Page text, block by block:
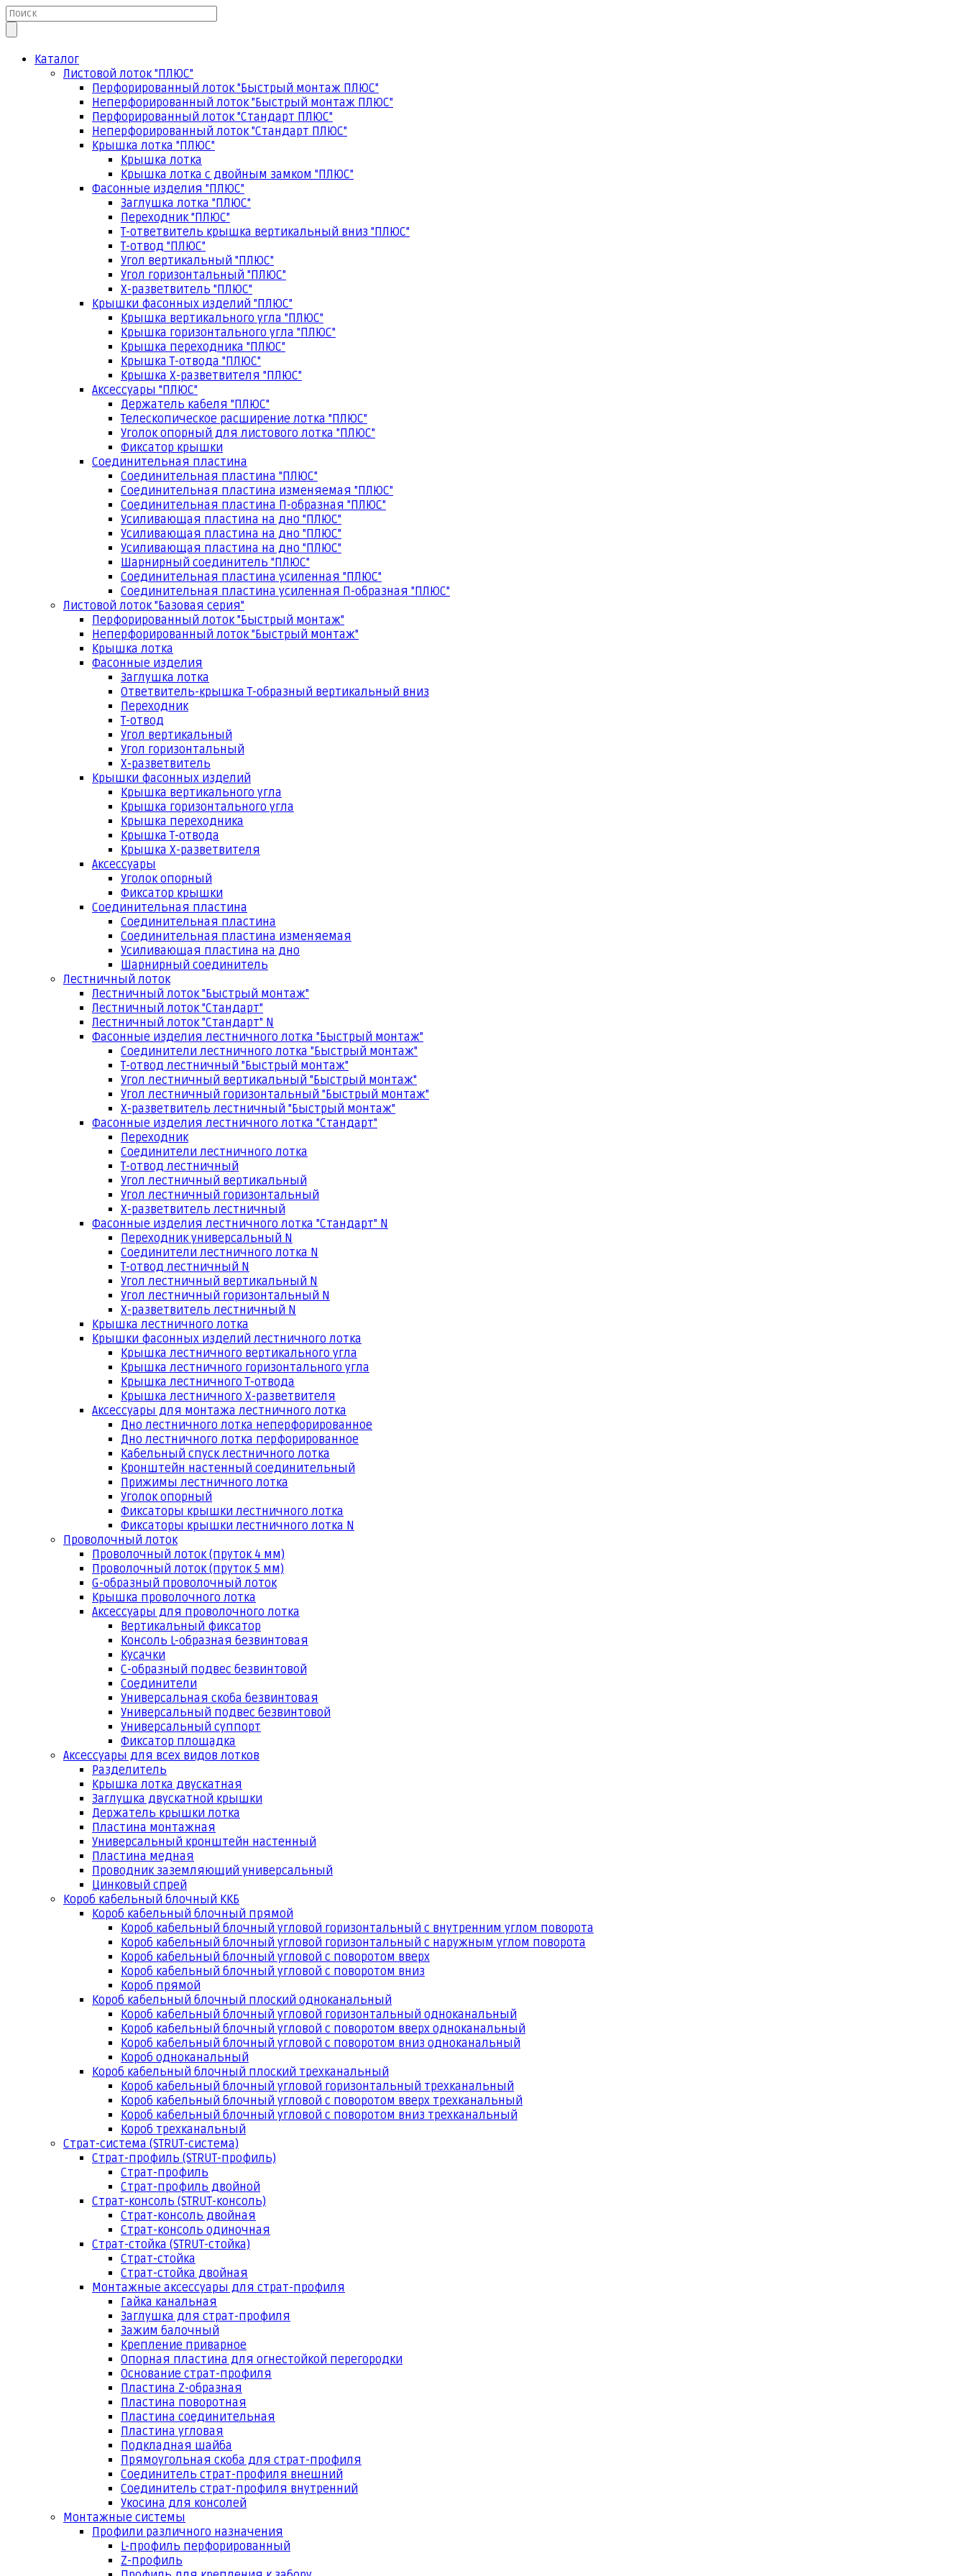
Каталог
Листовой лоток "ПЛЮС"
Перфорированный лоток "Быстрый монтаж ПЛЮС"
Неперфорированный лоток "Быстрый монтаж ПЛЮС"
Перфорированный лоток "Стандарт ПЛЮС"
Неперфорированный лоток "Стандарт ПЛЮС"
Крышка лотка "ПЛЮС"
Крышка лотка
Крышка лотка с двойным замком "ПЛЮС"
Фасонные изделия "ПЛЮС"
Заглушка лотка "ПЛЮС"
Переходник "ПЛЮС"
Т-ответвитель крышка вертикальный вниз "ПЛЮС"
Т-отвод "ПЛЮС"
Угол вертикальный "ПЛЮС"
Угол горизонтальный "ПЛЮС"
Х-разветвитель "ПЛЮС"
Крышки фасонных изделий "ПЛЮС"
Крышка вертикального угла "ПЛЮС"
Крышка горизонтального угла "ПЛЮС"
Крышка переходника "ПЛЮС"
Крышка Т-отвода "ПЛЮС"
Крышка Х-разветвителя "ПЛЮС"
Аксессуары "ПЛЮС"
Держатель кабеля "ПЛЮС"
Телескопическое расширение лотка "ПЛЮС"
Уголок опорный для листового лотка "ПЛЮС"
Фиксатор крышки
Соединительная пластина
Соединительная пластина "ПЛЮС"
Соединительная пластина изменяемая "ПЛЮС"
Соединительная пластина П-образная "ПЛЮС"
Усиливающая пластина на дно "ПЛЮС"
Усиливающая пластина на дно "ПЛЮС"
Усиливающая пластина на дно "ПЛЮС"
Шарнирный соединитель "ПЛЮС"
Соединительная пластина усиленная "ПЛЮС"
Соединительная пластина усиленная П-образная "ПЛЮС"
Листовой лоток "Базовая серия"
Перфорированный лоток "Быстрый монтаж"
Неперфорированный лоток "Быстрый монтаж"
Крышка лотка
Фасонные изделия
Заглушка лотка
Ответвитель-крышка Т-образный вертикальный вниз
Переходник
Т-отвод
Угол вертикальный
Угол горизонтальный
Х-разветвитель
Крышки фасонных изделий
Крышка вертикального угла
Крышка горизонтального угла
Крышка переходника
Крышка Т-отвода
Крышка Х-разветвителя
Аксессуары
Уголок опорный
Фиксатор крышки
Соединительная пластина
Соединительная пластина
Соединительная пластина изменяемая
Усиливающая пластина на дно
Шарнирный соединитель
Лестничный лоток
Лестничный лоток "Быстрый монтаж"
Лестничный лоток "Стандарт"
Лестничный лоток "Стандарт" N
Фасонные изделия лестничного лотка "Быстрый монтаж"
Соединители лестничного лотка "Быстрый монтаж"
Т-отвод лестничный "Быстрый монтаж"
Угол лестничный вертикальный "Быстрый монтаж"
Угол лестничный горизонтальный "Быстрый монтаж"
Х-разветвитель лестничный "Быстрый монтаж"
Фасонные изделия лестничного лотка "Стандарт"
Переходник
Соединители лестничного лотка
Т-отвод лестничный
Угол лестничный вертикальный
Угол лестничный горизонтальный
Х-разветвитель лестничный
Фасонные изделия лестничного лотка "Стандарт" N
Переходник универсальный N
Соединители лестничного лотка N
Т-отвод лестничный N
Угол лестничный вертикальный N
Угол лестничный горизонтальный N
Х-разветвитель лестничный N
Крышка лестничного лотка
Крышки фасонных изделий лестничного лотка
Крышка лестничного вертикального угла
Крышка лестничного горизонтального угла
Крышка лестничного Т-отвода
Крышка лестничного Х-разветвителя
Аксессуары для монтажа лестничного лотка
Дно лестничного лотка неперфорированное
Дно лестничного лотка перфорированное
Кабельный спуск лестничного лотка
Кронштейн настенный соединительный
Прижимы лестничного лотка
Уголок опорный
Фиксаторы крышки лестничного лотка
Фиксаторы крышки лестничного лотка N
Проволочный лоток
Проволочный лоток (пруток 4 мм)
Проволочный лоток (пруток 5 мм)
G-образный проволочный лоток
Крышка проволочного лотка
Аксессуары для проволочного лотка
Вертикальный фиксатор
Консоль L-образная безвинтовая
Кусачки
С-образный подвес безвинтовой
Соединители
Универсальная скоба безвинтовая
Универсальный подвес безвинтовой
Универсальный суппорт
Фиксатор площадка
Аксессуары для всех видов лотков
Разделитель
Крышка лотка двускатная
Заглушка двускатной крышки
Держатель крышки лотка
Пластина монтажная
Универсальный кронштейн настенный
Пластина медная
Проводник заземляющий универсальный
Цинковый спрей
Короб кабельный блочный ККБ
Короб кабельный блочный прямой
Короб кабельный блочный угловой горизонтальный с внутренним углом поворота
Короб кабельный блочный угловой горизонтальный с наружным углом поворота
Короб кабельный блочный угловой с поворотом вверх
Короб кабельный блочный угловой с поворотом вниз
Короб прямой
Короб кабельный блочный плоский одноканальный
Короб кабельный блочный угловой горизонтальный одноканальный
Короб кабельный блочный угловой с поворотом вверх одноканальный
Короб кабельный блочный угловой с поворотом вниз одноканальный
Короб одноканальный
Короб кабельный блочный плоский трехканальный
Короб кабельный блочный угловой горизонтальный трехканальный
Короб кабельный блочный угловой с поворотом вверх трехканальный
Короб кабельный блочный угловой с поворотом вниз трехканальный
Короб трехканальный
Страт-система (STRUT-система)
Страт-профиль (STRUT-профиль)
Страт-профиль
Страт-профиль двойной
Страт-консоль (STRUT-консоль)
Страт-консоль двойная
Страт-консоль одиночная
Страт-стойка (STRUT-стойка)
Страт-стойка
Страт-стойка двойная
Монтажные аксессуары для страт-профиля
Гайка канальная
Заглушка для страт-профиля
Зажим балочный
Крепление приварное
Опорная пластина для огнестойкой перегородки
Основание страт-профиля
Пластина Z-образная
Пластина поворотная
Пластина соединительная
Пластина угловая
Подкладная шайба
Прямоугольная скоба для страт-профиля
Соединитель страт-профиля внешний
Соединитель страт-профиля внутренний
Укосина для консолей
Монтажные системы
Профили различного назначения
L-профиль перфорированный
Z-профиль